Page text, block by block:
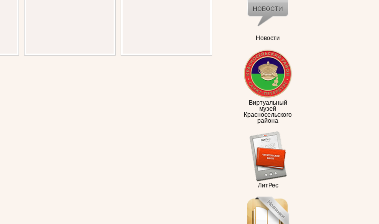
Новости
Виртуальный
музей
Красносельского
района
ЛитРес